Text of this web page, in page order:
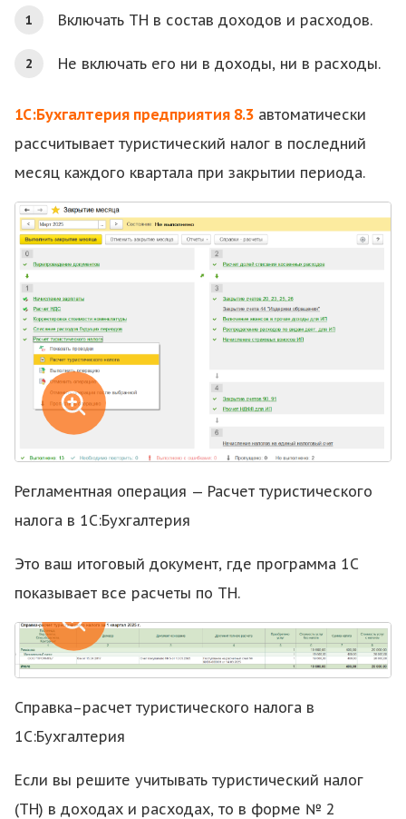
Включать ТН в состав доходов и расходов.
Не включать его ни в доходы, ни в расходы.
1С:Бухгалтерия предприятия 8.3 автоматически
рассчитывает туристический налог в последний
месяц каждого квартала при закрытии периода.
Регламентная операция — Расчет туристического
налога в 1С:Бухгалтерия
Это ваш итоговый документ, где программа 1С
показывает все расчеты по ТН.
Справка–расчет туристического налога в
1С:Бухгалтерия
Если вы решите учитывать туристический налог
(ТН) в доходах и расходах, то в форме № 2